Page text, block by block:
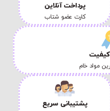
پرداخت آنلاین
کارت عضو شتاب
کیفیت
مواد خام
پشتیبانی سریع